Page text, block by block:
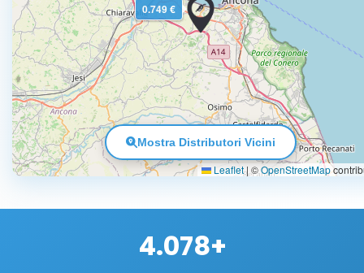
0.749 €
Leaflet| ©OpenStreetMap
Mostra Distributori Vicini
4.078+